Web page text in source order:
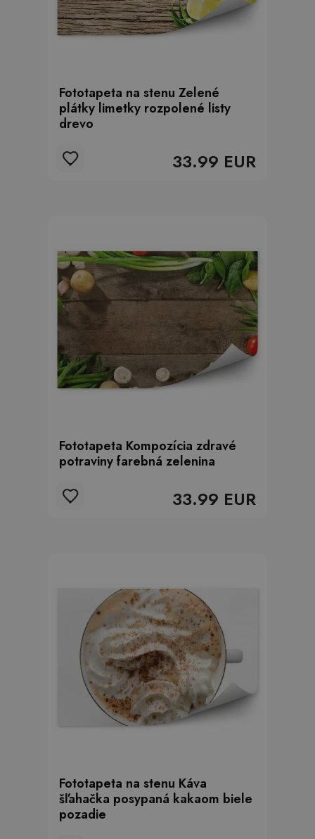
Fototapeta na stenu Zelené
plátky limetky rozpolené listy
drevo
33.99 EUR
Fototapeta Kompozícia zdravé
potraviny farebná zelenina
33.99 EUR
Fototapeta na stenu Káva
šľahačka posypaná kakaom biele
pozadie